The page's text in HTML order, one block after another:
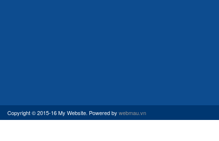
Copyright © 2015-16 My Website. Powered by webmau.vn